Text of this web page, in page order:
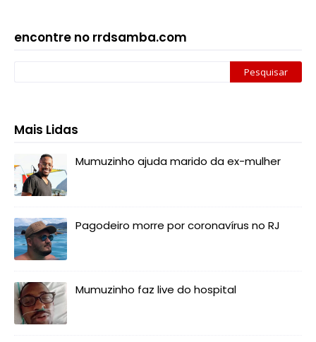
encontre no rrdsamba.com
Mais Lidas
Mumuzinho ajuda marido da ex-mulher
Pagodeiro morre por coronavírus no RJ
Mumuzinho faz live do hospital